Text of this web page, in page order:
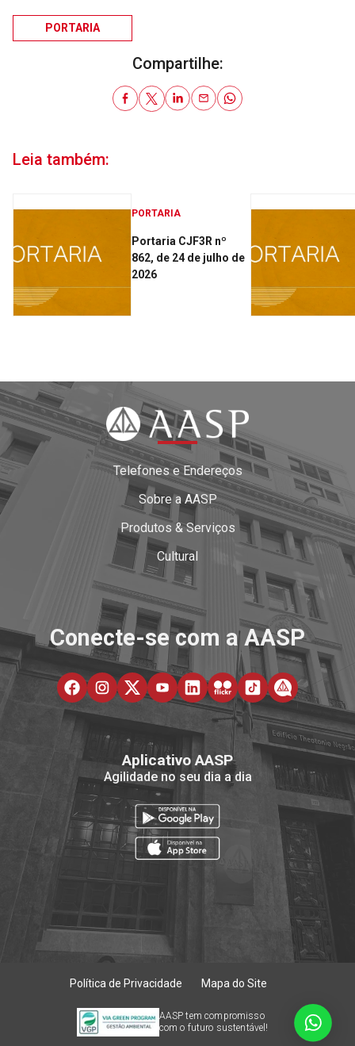
PORTARIA
Compartilhe:
Leia também:
PORTARIA
Portaria CJF3R nº
862, de 24 de julho de
2026
Telefones e Endereços
Sobre a AASP
Produtos & Serviços
Cultural
Conecte-se com a AASP
Aplicativo AASP
Agilidade no seu dia a dia
Política de Privacidade Mapa do Site
AASP tem compromisso
com o futuro sustentável!